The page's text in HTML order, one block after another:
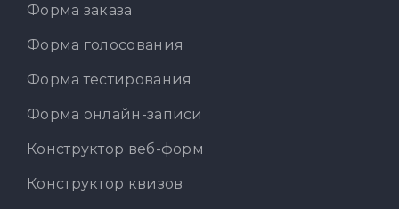
Форма заказа
Форма голосования
Форма тестирования
Форма онлайн-записи
Конструктор веб-форм
Конструктор квизов